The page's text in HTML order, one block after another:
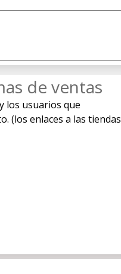
de ventas
los usuarios que
(los enlaces a las tiendas